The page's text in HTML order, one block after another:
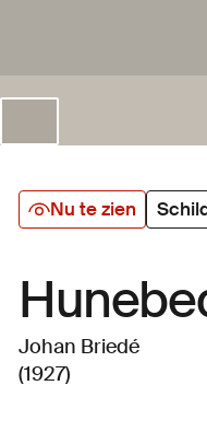
Nu te zien
Johan Briedé
(1927)